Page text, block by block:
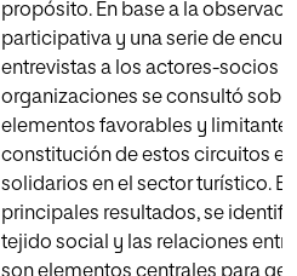
propósito. En base a la
participativa y una serie de
entrevistas a los actores-socios
organizaciones se consultó
elementos favorables y
constitución de estos circuitos
solidarios en el sector turístico.
principales resultados, se
tejido social y las relaciones